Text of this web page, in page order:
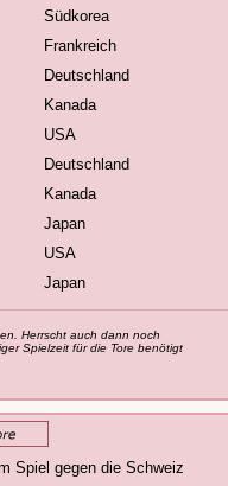
Südkorea
Frankreich
Deutschland
Kanada
USA
Deutschland
Kanada
Japan
USA
Japan
Herrscht auch dann noch
Spielzeit für die Tore benötigt
Spiel gegen die Schweiz